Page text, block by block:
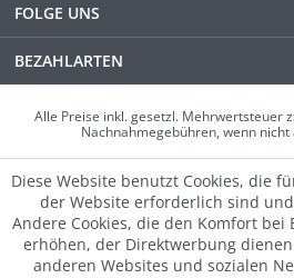
FOLGE UNS
BEZAHLARTEN
Alle Preise inkl. gesetzl. Mehrwertsteuer
Nachnahmegebühren, wenn
Diese Website benutzt Cookies, die
der Website erforderlich sind
Andere Cookies, die den Komfort bei
erhöhen, der Direktwerbung
anderen Websites und sozialen